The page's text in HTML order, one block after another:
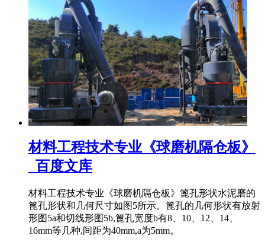
材料工程技术专业《球磨机隔仓板》
_百度文库
材料工程技术专业《球磨机隔仓板》篦孔形状水泥磨的
篦孔形状和几何尺寸如图5所示。篦孔的几何形状有放射
形图5a和切线形图5b,篦孔宽度b有8、10、12、14、
16mm等几种,间距为40mm,a为5mm。